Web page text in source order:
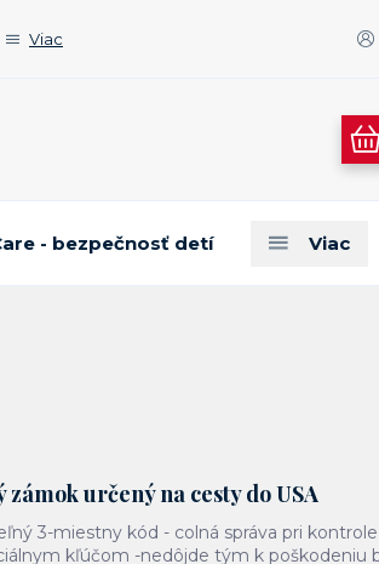
Viac
- bezpečnosť detí Viac
zámok určený na cesty do USA
3-miestny kód - colná správa pri
kľúčom -nedôjde tým k poškodeniu